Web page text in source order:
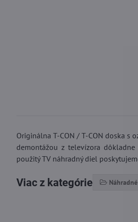
Originálna T-CON / T-CON doska s
demontážou z televízora
použitý TV náhradný diel
Viac z kategórie